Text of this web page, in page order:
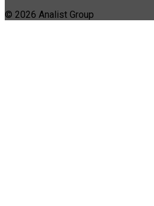
© 2026 Analist Group